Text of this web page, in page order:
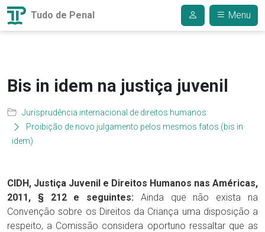
Tudo de Penal Menu
Bis in idem na justiça juvenil
Jurisprudência internacional de direitos humanos
Proibição de novo julgamento pelos mesmos fatos (bis in
idem)
CIDH, Justiça Juvenil e Direitos Humanos nas Américas,
2011, § 212 e seguintes: Ainda que não exista na
Convenção sobre os Direitos da Criança uma disposição a
respeito, a Comissão considera oportuno ressaltar que as